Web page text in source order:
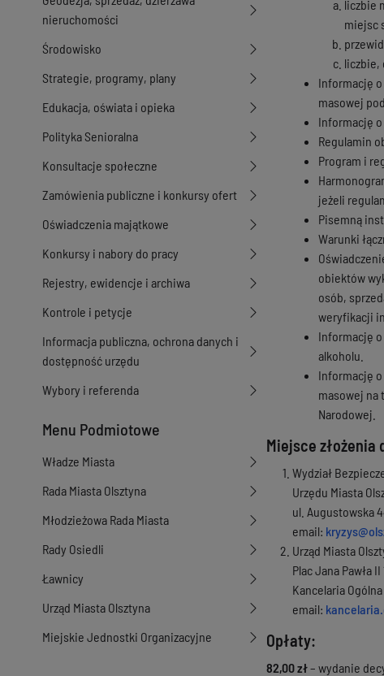
nieruchomości
Środowisko
Strategie, programy, plany
Edukacja, oświata i opieka
Polityka Senioralna
Konsultacje społeczne
Zamówienia publiczne i konkursy ofert
Oświadczenia majątkowe
Konkursy i nabory do pracy
Rejestry, ewidencje i archiwa
Kontrole i petycje
Informacja publiczna, ochrona danych i
dostępność urzędu
Wybory i referenda
Menu Podmiotowe
Władze Miasta
Rada Miasta Olsztyna
Młodzieżowa Rada Miasta
Rady Osiedli
Ławnicy
Urząd Miasta Olsztyna
Miejskie Jednostki Organizacyjne
liczbie
miejsc
liczbie,
Informację
masowej
Informację
Regulamin
Program i
jeżeli
Pisemną
Warunki
obiektów
osób,
weryfikacji
Informację
alkoholu.
Informację
masowej na
Narodowej.
Miejsce
Wydział
Urzędu Miasta
ul. Augustowska
email:
Urząd Miasta
Plac Jana Pawła II
Kancelaria
email:
Opłaty:
82,00 zł– wydanie